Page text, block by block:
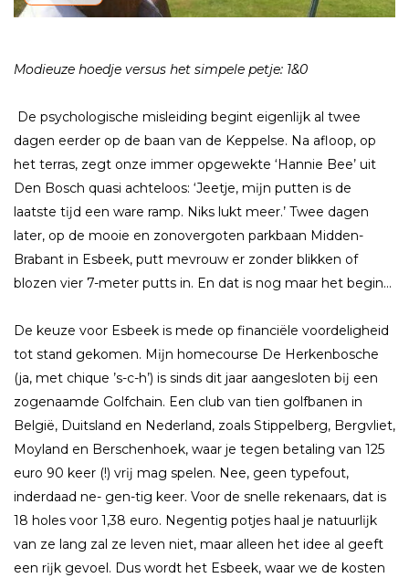
Modieuze hoedje versus het simpele petje: 1&0
De psychologische misleiding begint eigenlĳk al twee
dagen eerder op de baan van de Keppelse. Na afloop, op
het terras, zegt onze immer opgewekte ‘Hannie Bee’ uit
Den Bosch quasi achteloos: ‘Jeetje, mĳn putten is de
laatste tĳd een ware ramp. Niks lukt meer.’ Twee dagen
later, op de mooie en zonovergoten parkbaan Midden-
Brabant in Esbeek, putt mevrouw er zonder blikken of
blozen vier 7-meter putts in. En dat is nog maar het begin…
De keuze voor Esbeek is mede op financiële voordeligheid
tot stand gekomen. Mĳn homecourse De Herkenbosche
(ja, met chique ’s-c-h’) is sinds dit jaar aangesloten bĳ een
zogenaamde Golfchain. Een club van tien golfbanen in
België, Duitsland en Nederland, zoals Stippelberg, Bergvliet,
Moyland en Berschenhoek, waar je tegen betaling van 125
euro 90 keer (!) vrĳ mag spelen. Nee, geen typefout,
inderdaad ne- gen-tig keer. Voor de snelle rekenaars, dat is
18 holes voor 1,38 euro. Negentig potjes haal je natuurlĳk
van ze lang zal ze leven niet, maar alleen het idee al geeft
een rĳk gevoel. Dus wordt het Esbeek, waar we de kosten